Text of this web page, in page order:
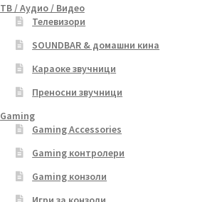
ТВ / Аудио / Видео
Телевизори
SOUNDBAR & домашни кина
Караоке звучници
Преносни звучници
Gaming
Gaming Accessories
Gaming контролери
Gaming конзоли